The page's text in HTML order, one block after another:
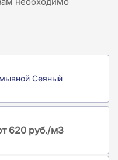
Сеяный
620 руб./м3